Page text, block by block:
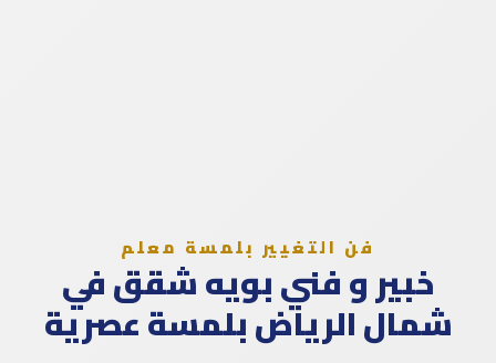
فن التغيير بلمسة معلم
خبير وفني بويه شققفي
شمال الرياض بلمسة عصرية